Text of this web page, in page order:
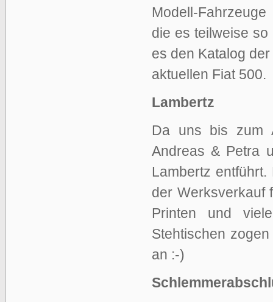
Modell-
die es teilweise
es den Katalog
aktuellen Fiat 500.
Lambertz
Da uns bis zum
Andreas & Petra
Lambertz
der Werksverkauf
Printen und
Stehtischen
an :-)